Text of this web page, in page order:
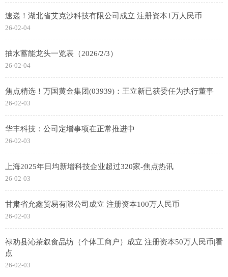
速递！湖北省艾克沙科技有限公司成立 注册资本1万人民币
26-02-04
抽水蓄能龙头一览表（2026/2/3）
26-02-04
焦点精选！万国黄金集团(03939)：王立新已获委任为执行董事
26-02-03
华丰科技：公司定增事项在正常推进中
26-02-03
上海2025年日均新增科技企业超过320家-焦点热讯
26-02-03
甘肃省允鑫贸易有限公司成立 注册资本100万人民币
26-02-03
禄劝县沁茶叙食品坊（个体工商户）成立 注册资本50万人民币|看
点
26-02-03